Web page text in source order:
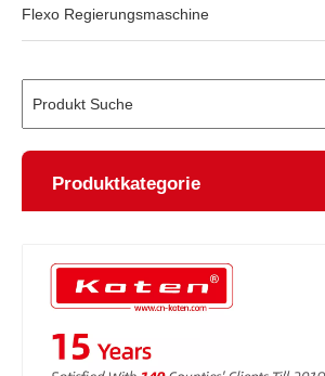
Flexo Regierungsmaschine
Produktkategorie